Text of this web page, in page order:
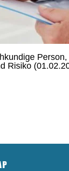
Person,
Risiko